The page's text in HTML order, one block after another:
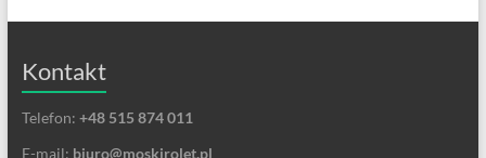
Kontakt
Telefon: +48 515 874 011
E-mail: biuro@moskirolet.pl